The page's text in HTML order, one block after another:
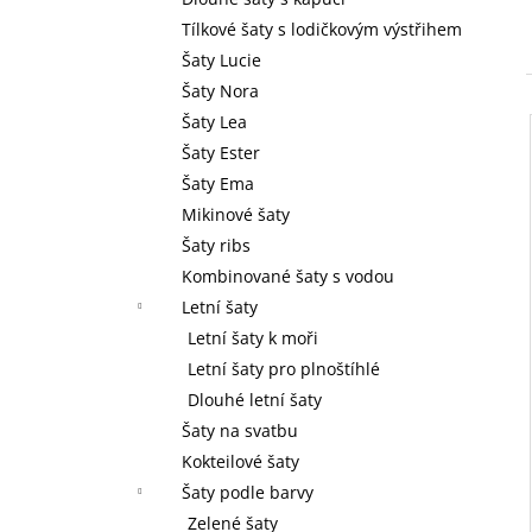
Tílkové šaty s lodičkovým výstřihem
Šaty Lucie
Šaty Nora
Šaty Lea
Šaty Ester
Šaty Ema
Mikinové šaty
Šaty ribs
Kombinované šaty s vodou
Letní šaty
Letní šaty k moři
Letní šaty pro plnoštíhlé
Dlouhé letní šaty
Šaty na svatbu
Kokteilové šaty
Šaty podle barvy
Zelené šaty